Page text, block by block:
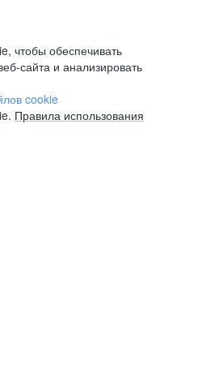
чтобы обеспечивать
сайта и анализировать
cookie
Правила использования